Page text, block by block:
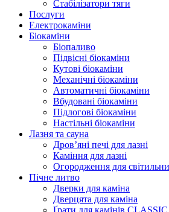
Стабілізатори тяги
Послуги
Електрокаміни
Біокаміни
Біопаливо
Підвісні біокаміни
Кутові біокаміни
Механічні біокаміни
Автоматичні біокаміни
Вбудовані біокаміни
Підлогові біокаміни
Настільні біокаміни
Лазня та сауна
Дров’яні печі для лазні
Каміння для лазні
Огородження для
Пічне литво
Дверки для каміна
Дверцята для каміна
Ґрати для камінів CLASSIC